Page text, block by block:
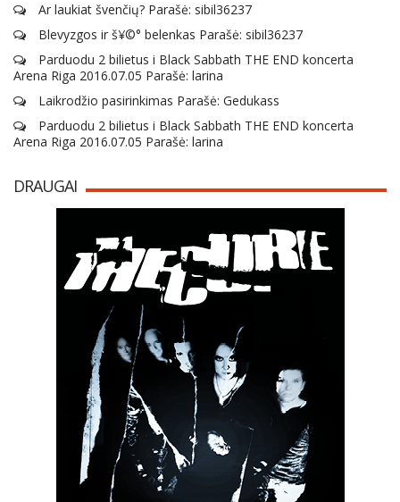
Ar laukiat švenčių? Parašė: sibil36237
Blevyzgos ir š¥©° belenkas Parašė: sibil36237
Parduodu 2 bilietus i Black Sabbath THE END koncerta
Arena Riga 2016.07.05 Parašė: larina
Laikrodžio pasirinkimas Parašė: Gedukass
Parduodu 2 bilietus i Black Sabbath THE END koncerta
Arena Riga 2016.07.05 Parašė: larina
DRAUGAI